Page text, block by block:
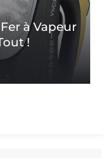
à Vapeur
!